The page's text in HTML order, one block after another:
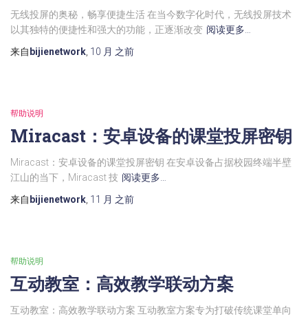
无线投屏的奥秘，畅享便捷生活 在当今数字化时代，无线投屏技术
以其独特的便捷性和强大的功能，正逐渐改变 阅读更多…
来自 bijienetwork 10 月 之前
帮助说明
Miracast：安卓设备的课堂投屏密钥
Miracast：安卓设备的课堂投屏密钥 在安卓设备占据校园终端半壁
江山的当下，Miracast 技 阅读更多…
来自 bijienetwork 11 月 之前
帮助说明
互动教室：高效教学联动方案
互动教室：高效教学联动方案 互动教室方案专为打破传统课堂单向